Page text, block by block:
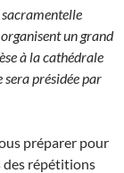
un grand
à la cathédrale
présidée par
préparer pour
des répétitions